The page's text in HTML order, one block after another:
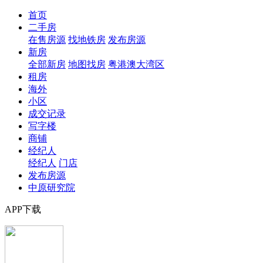
首页
二手房
在售房源 找地铁房 发布房源
新房
全部新房 地图找房 粤港澳大湾区
租房
海外
小区
成交记录
写字楼
商铺
经纪人
经纪人 门店
发布房源
中原研究院
APP下载